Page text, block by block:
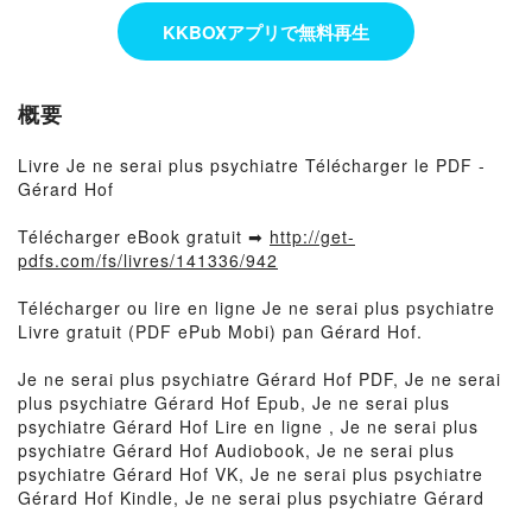
KKBOXアプリで無料再生
概要
Livre Je ne serai plus psychiatre Télécharger le PDF -
Gérard Hof
Télécharger eBook gratuit ➡ http://get-
pdfs.com/fs/livres/141336/942
Télécharger ou lire en ligne Je ne serai plus psychiatre
Livre gratuit (PDF ePub Mobi) pan Gérard Hof.
Je ne serai plus psychiatre Gérard Hof PDF, Je ne serai
plus psychiatre Gérard Hof Epub, Je ne serai plus
psychiatre Gérard Hof Lire en ligne , Je ne serai plus
psychiatre Gérard Hof Audiobook, Je ne serai plus
psychiatre Gérard Hof VK, Je ne serai plus psychiatre
Gérard Hof Kindle, Je ne serai plus psychiatre Gérard